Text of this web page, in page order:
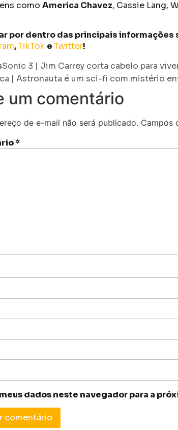
como America Chavez, Cassie Lang,
por dentro das principais
,TikTok eTwitter!
Sonic 3 | Jim Carrey corta cabelo para
| Astronauta é um sci-fi com mistério
um comentário
de e-mail não será publicado. Campos
*
dados neste navegador para a